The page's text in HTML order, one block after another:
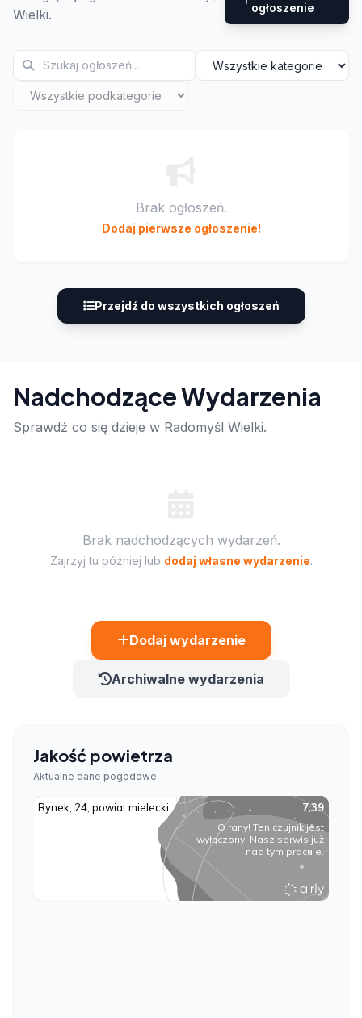
Wielki.
ogłoszenie
Brak ogłoszeń.
Dodaj pierwsze ogłoszenie!
Przejdź do wszystkich ogłoszeń
Nadchodzące Wydarzenia
Sprawdź co się dzieje w Radomyśl Wielki.
Brak nadchodzących wydarzeń.
Zajrzyj tu później lub dodaj własne wydarzenie.
Dodaj wydarzenie
Archiwalne wydarzenia
Jakość powietrza
Aktualne dane pogodowe